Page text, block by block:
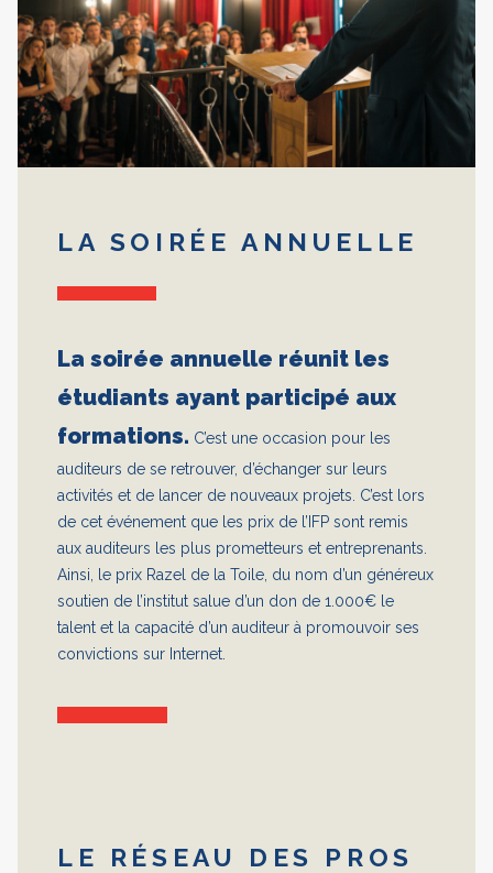
LA SOIRÉE ANNUELLE
La soirée annuelle réunit les
étudiants ayant participé aux
formations. C’est une occasion pour les
auditeurs de se retrouver, d’échanger sur leurs
activités et de lancer de nouveaux projets. C’est lors
de cet événement que les prix de l’IFP sont remis
aux auditeurs les plus prometteurs et entreprenants.
Ainsi, le prix Razel de la Toile, du nom d’un généreux
soutien de l’institut salue d’un don de 1.000€ le
talent et la capacité d’un auditeur à promouvoir ses
convictions sur Internet.
LE RÉSEAU DES PROS